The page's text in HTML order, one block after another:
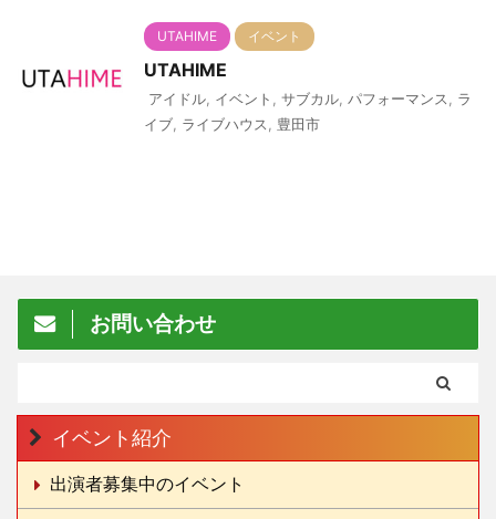
UTAHIME イベント
UTAHIME
アイドル イベント サブカル パフォーマンス
ラ
イブ ライブハウス 豊田市
お問い合わせ
イベント紹介
出演者募集中のイベント